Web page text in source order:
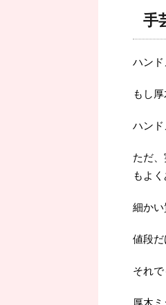
手
ハンド
もし
ハンド
ただ
もよく
細かい
値段だ
それ
厚木